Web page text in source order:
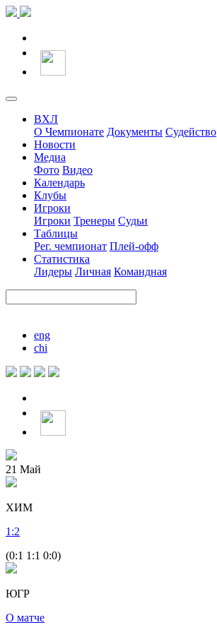
ВХЛ
О Чемпионате Документы Судейство
Новости
Медиа
Фото Видео
Календарь
Клубы
Игроки
Игроки Тренеры Судьи
Таблицы
Рег. чемпионат Плей-офф
Статистика
Лидеры Личная Командная
eng
chi
21 Май
ХИМ
1 :2
(0:1 1:1 0:0)
ЮГР
О матче